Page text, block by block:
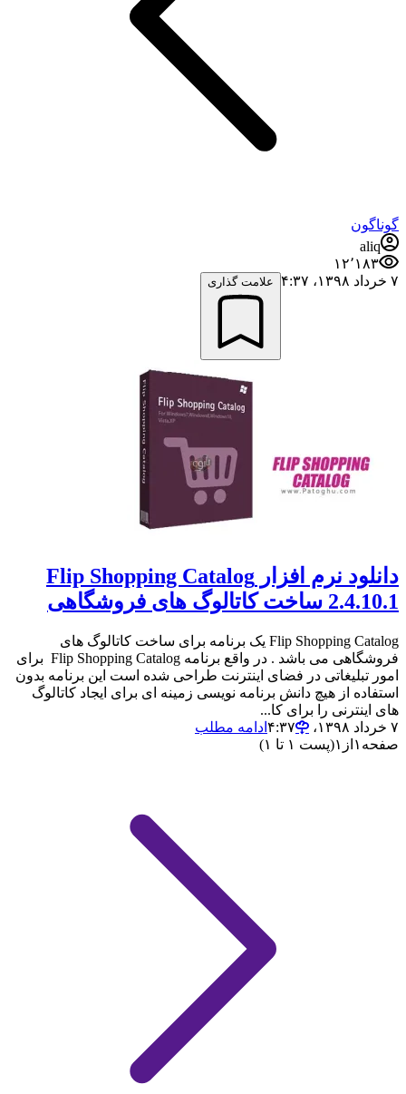
گوناگون
aliq
۱۲٬۱۸۳
۷ خرداد ۱۳۹۸،‏ ۴:۳۷
علامت گذاری
دانلود نرم افزار Flip Shopping Catalog
2.4.10.1 ساخت کاتالوگ های فروشگاهی
Flip Shopping Catalog یک برنامه برای ساخت کاتالوگ های
فروشگاهی می باشد . در واقع برنامه Flip Shopping Catalog برای
امور تبلیغاتی در فضای اینترنت طراحی شده است این برنامه بدون
استفاده از هیچ دانش برنامه نویسی زمینه ای برای ایجاد کاتالوگ
های اینترنی را برای کا...
۷ خرداد ۱۳۹۸،‏ ۴:۳۷
ادامه مطلب
صفحه ۱ از ۱(پست ۱ تا ۱)